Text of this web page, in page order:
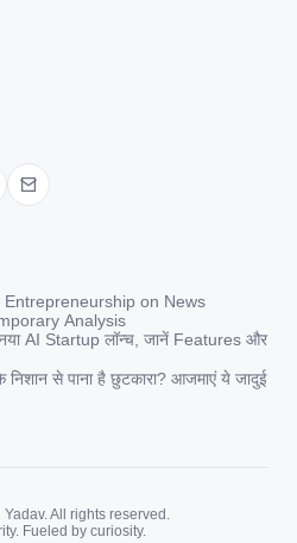
on News
Analysis
AI Startup लॉन्च, जानें Features और
से पाना है छुटकारा? आजमाएं ये जादुई
All rights reserved.
Fueled by curiosity.